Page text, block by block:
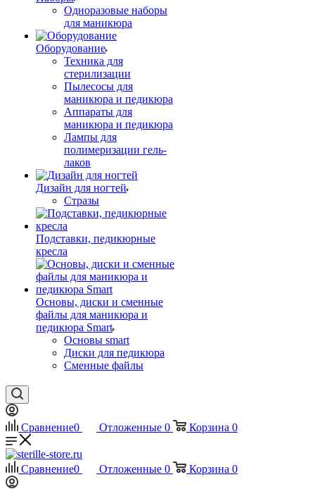
Одноразовые наборы
для маникюра
Оборудование
Техника для
стерилизации
Пылесосы для
маникюра и педикюра
Аппараты для
маникюра и педикюра
Лампы для
полимеризации гель-
лаков
Дизайн для ногтей
Стразы
Подставки, педикюрные
кресла
Основы, диски и сменные
файлы для маникюра и
педикюра Smart
Основы smart
Диски для педикюра
Сменные файлы
Сравнение0 Отложенные 0 Корзина 0
Сравнение0 Отложенные 0 Корзина 0